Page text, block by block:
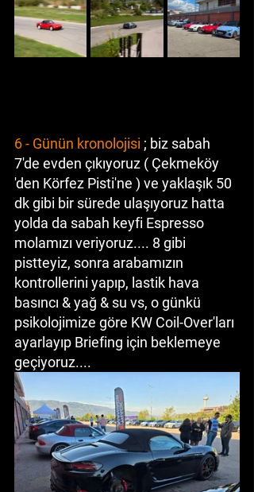
6 - Günün kronolojisi ; biz sabah
7'de evden çıkıyoruz ( Çekmeköy
'den Körfez Pisti'ne ) ve yaklaşık 50
dk gibi bir sürede ulaşıyoruz hatta
yolda da sabah keyfi Espresso
molamızı veriyoruz.... 8 gibi
pistteyiz, sonra arabamızın
kontrollerini yapıp, lastik hava
basıncı & yağ & su vs, o günkü
psikolojimize göre KW Coil-Over'ları
ayarlayıp Briefing için beklemeye
geçiyoruz....